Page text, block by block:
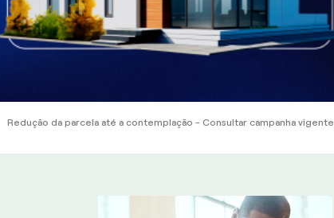
Redução da parcela até a contemplação - Consultar campanha vigente.